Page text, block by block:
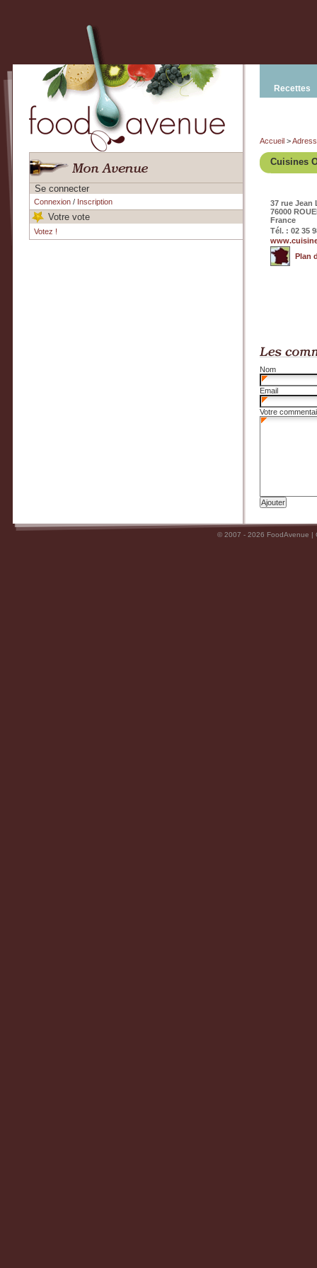
Se connecter
Connexion/ Inscription
Votre vote
Votez !
Recettes
Accueil >
Cuisines
37 rue Jean
76000
France
Tél. : 02 35
Plan
Nom
Email
Votre
© 2007 - 2026 FoodAvenue |